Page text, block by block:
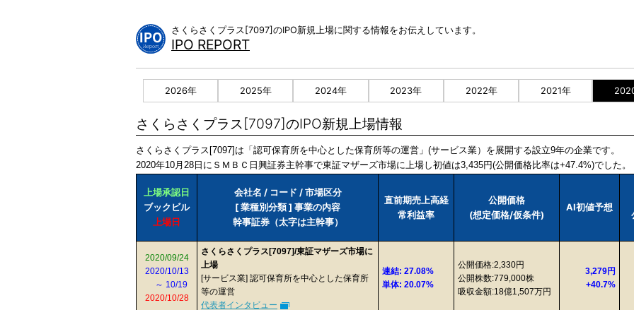
さくらさくプラス[7097]のIPO新規上場に関する情報をお伝えしています。
IPO REPORT
2026年 2025年 2024年 2023年 2022年 2021年
さくらさくプラス[7097]のIPO新規上場情報
さくらさくプラス[7097]は「認可保育所を中心とした保育所等の運営」(サービス業）を展開する設立9年の企業です。
2020年10月28日にＳＭＢＣ日興証券主幹事で東証マザーズ市場に上場し初値は3,435円(公開価格比率は+47.4%)でした。
上場承認日
ブックビル
上場日
会社名 / コード / 市場区分
[ 業種別分類 ] 事業の内容
幹事証券（太字は主幹事）
直前期売上高経
常利益率
公開価格
(想定価格/仮条件)
AI初値予想
2020/09/24
2020/10/13
～ 10/19
2020/10/28
さくらさくプラス[7097]/東証マザーズ市場に
上場
[サービス業] 認可保育所を中心とした保育所
等の運営
代表者インタビュー
連結: 27.08%
単体: 20.07%
公開価格:2,330円
公開株数:779,000株
吸収金額:18億1,507万円
3,279円
+40.7%